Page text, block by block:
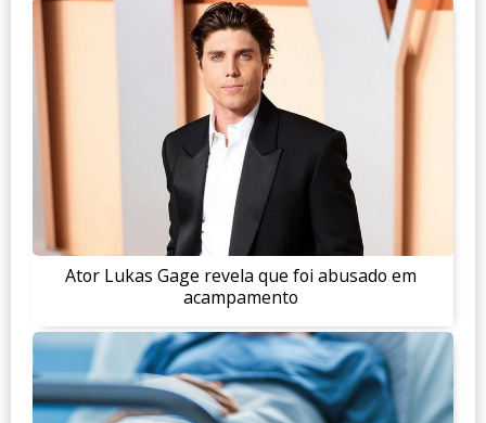
Ator Lukas Gage revela que foi abusado em
acampamento